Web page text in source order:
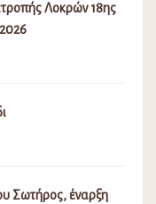
Λοκρών 18ης
Σωτήρος, έναρξη